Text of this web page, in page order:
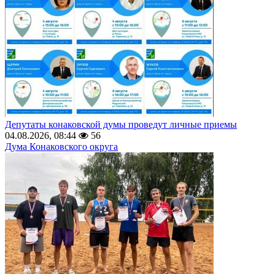
Депутаты конаковской думы проведут личные приемы
04.08.2026, 08:44
56
Дума Конаковского округа